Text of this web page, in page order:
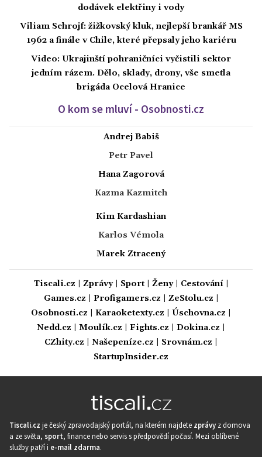
dodávek elektřiny i vody
Viliam Schrojf: žižkovský kluk, nejlepší brankář MS
1962 a finále v Chile, které přepsaly jeho kariéru
Video: Ukrajinští pohraničníci vyčistili sektor
jedním rázem. Dělo, sklady, drony, vše smetla
brigáda Ocelová Hranice
O kom se mluví - Osobnosti.cz
Andrej Babiš
Petr Pavel
Hana Zagorová
Kazma Kazmitch
Kim Kardashian
Karlos Vémola
Marek Ztracený
Tiscali.cz Zprávy| Sport| Ženy| Cestování|
Games.cz
Profigamers.cz ZeStolu.cz
Osobnosti.cz
Karaoketexty.cz Úschovna.cz
Nedd.cz
Moulík.cz Fights.cz Dokina.cz
CZhity.cz
Našepeníze.cz Srovnám.cz
StartupInsider.cz
Tiscali.cz je český zpravodajský portál, na kterém najdete zprávy z domova
a ze světa, sport, finance nebo servis s předpovědí počasí. Mezi oblíbené
služby patří i e-mail zdarma.